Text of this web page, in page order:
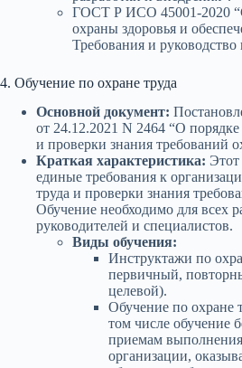
ГОСТ Р ИСО 45001-2020
охраны здоровья и
Требования и
4. Обучение по охране труда
Основной документ:
от 24.12.2021 N 2464 “О
и проверки знания требований
Краткая характеристика: Этот
единые требования к
труда и проверки знания
Обучение необходимо для всех
руководителей и специалистов.
Виды обучения:
Инструктажи по
первичный,
целевой).
Обучение по охране
том числе обучение
приемам
организации,